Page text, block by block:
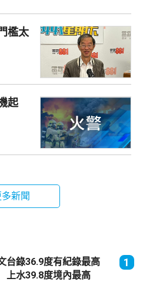
檻太
起
多新聞
台錄36.9度有紀錄最高
水39.8度境內最高
1